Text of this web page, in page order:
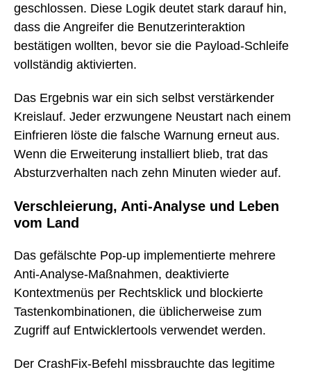
geschlossen. Diese Logik deutet stark darauf hin,
dass die Angreifer die Benutzerinteraktion
bestätigen wollten, bevor sie die Payload-Schleife
vollständig aktivierten.
Das Ergebnis war ein sich selbst verstärkender
Kreislauf. Jeder erzwungene Neustart nach einem
Einfrieren löste die falsche Warnung erneut aus.
Wenn die Erweiterung installiert blieb, trat das
Absturzverhalten nach zehn Minuten wieder auf.
Verschleierung, Anti-Analyse und Leben
vom Land
Das gefälschte Pop-up implementierte mehrere
Anti-Analyse-Maßnahmen, deaktivierte
Kontextmenüs per Rechtsklick und blockierte
Tastenkombinationen, die üblicherweise zum
Zugriff auf Entwicklertools verwendet werden.
Der CrashFix-Befehl missbrauchte das legitime